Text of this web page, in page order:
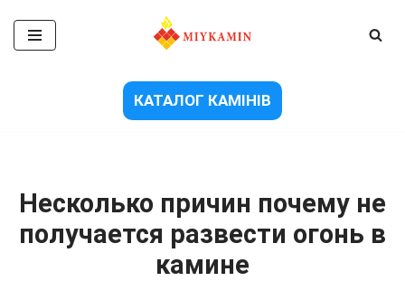
Перейти
КАТАЛОГ КАМІНІВ
Несколько причин почему не
получается развести огонь в
камине